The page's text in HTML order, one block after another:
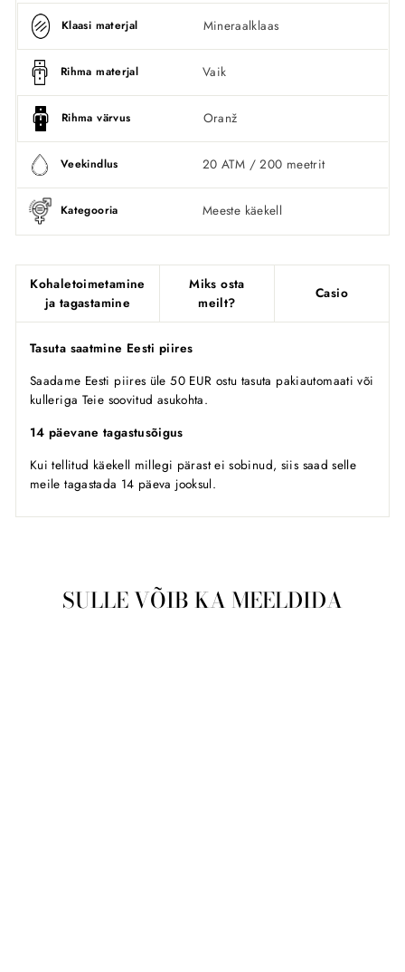
Klaasi materjal Mineraalklaas
Rihma materjal Vaik
Rihma värvus Oranž
Veekindlus 20 ATM / 200 meetrit
Kategooria Meeste käekell
Kohaletoimetamine
ja tagastamine
Miks osta
meilt?
Casio
Tasuta saatmine Eesti piires
Saadame Eesti piires üle 50 EUR ostu tasuta pakiautomaati või
kulleriga Teie soovitud asukohta.
14 päevane tagastusõigus
Kui tellitud käekell millegi pärast ei sobinud, siis saad selle
meile tagastada 14 päeva jooksul.
SULLE VÕIB KA MEELDIDA